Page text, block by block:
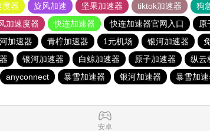
度器 旋风加速 坚果加速器 tiktok加速器 狗
加速度器 快连加速器 快连加速器官网入口 原
加速器 青柠加速器 1元机场 银河加速器
银河加速器 白鲸加速器 原子加速器 纵云
anyconnect 暴雪加速器 银河加速器 暴雪加速
安卓